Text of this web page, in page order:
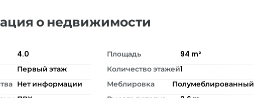
о недвижимости
4.0 Площадь 94 m²
Первый этаж Количество этажей1
Нет информации Меблировка
Полумеблированный